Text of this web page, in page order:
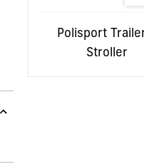
Polisport
Stroller